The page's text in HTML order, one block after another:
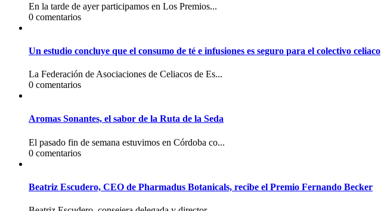
En la tarde de ayer participamos en Los Premios...
0 comentarios
Un estudio concluye que el consumo de té e infusiones es seguro para el colectivo celiaco
La Federación de Asociaciones de Celiacos de Es...
0 comentarios
Aromas Sonantes, el sabor de la Ruta de la Seda
El pasado fin de semana estuvimos en Córdoba co...
0 comentarios
Beatriz Escudero, CEO de Pharmadus Botanicals, recibe el Premio Fernando Becker